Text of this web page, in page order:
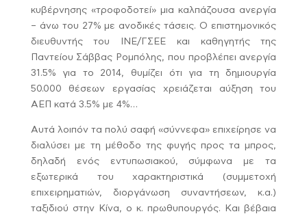
κυβέρνησης «τροφοδοτεί» μια καλπάζουσα ανεργία
– άνω του 27% με ανοδικές τάσεις. Ο επιστημονικός
διευθυντής του ΙΝΕ/ΓΣΕΕ και καθηγητής της
Παντείου Σάββας Ρομπόλης, που προβλέπει ανεργία
31.5% για το 2014, θυμίζει ότι για τη δημιουργία
50.000 θέσεων εργασίας χρειάζεται αύξηση του
ΑΕΠ κατά 3.5% με 4%…
Αυτά λοιπόν τα πολύ σαφή «σύννεφα» επιχείρησε να
διαλύσει με τη μέθοδο της φυγής προς τα μπρος,
δηλαδή ενός εντυπωσιακού, σύμφωνα με τα
εξωτερικά του χαρακτηριστικά (συμμετοχή
επιχειρηματιών, διοργάνωση συναντήσεων, κ.α.)
ταξιδιού στην Κίνα, ο κ. πρωθυπουργός. Και βέβαια